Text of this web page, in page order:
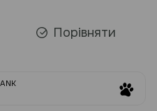
Порівняти